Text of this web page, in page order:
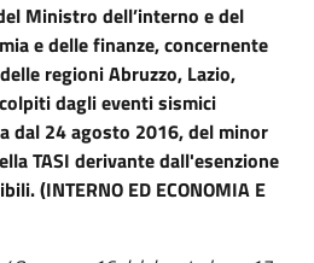
Ministro dell’interno e del
e delle finanze, concernente
regioni Abruzzo, Lazio,
dagli eventi sismici
dal 24 agosto 2016, del minor
TASI derivante dall'esenzione
(INTERNO ED ECONOMIA E